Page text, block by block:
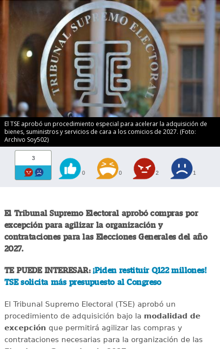
El TSE aprobó un procedimiento especial para acelerar la adquisición de
bienes, suministros y servicios de cara a los comicios de 2027. (Foto:
Archivo Soy502)
3
0 0 2 1
El Tribunal Supremo Electoral aprobó compras por
excepción para agilizar la organización y
contrataciones para las Elecciones Generales del año
2027.
TE PUEDE INTERESAR:¡Piden restituir Q122 millones!
TSE solicita más presupuesto al Congreso
El Tribunal Supremo Electoral (TSE) aprobó un
procedimiento de adquisición bajo la modalidad de
excepción que permitirá agilizar las compras y
contrataciones necesarias para la organización de las